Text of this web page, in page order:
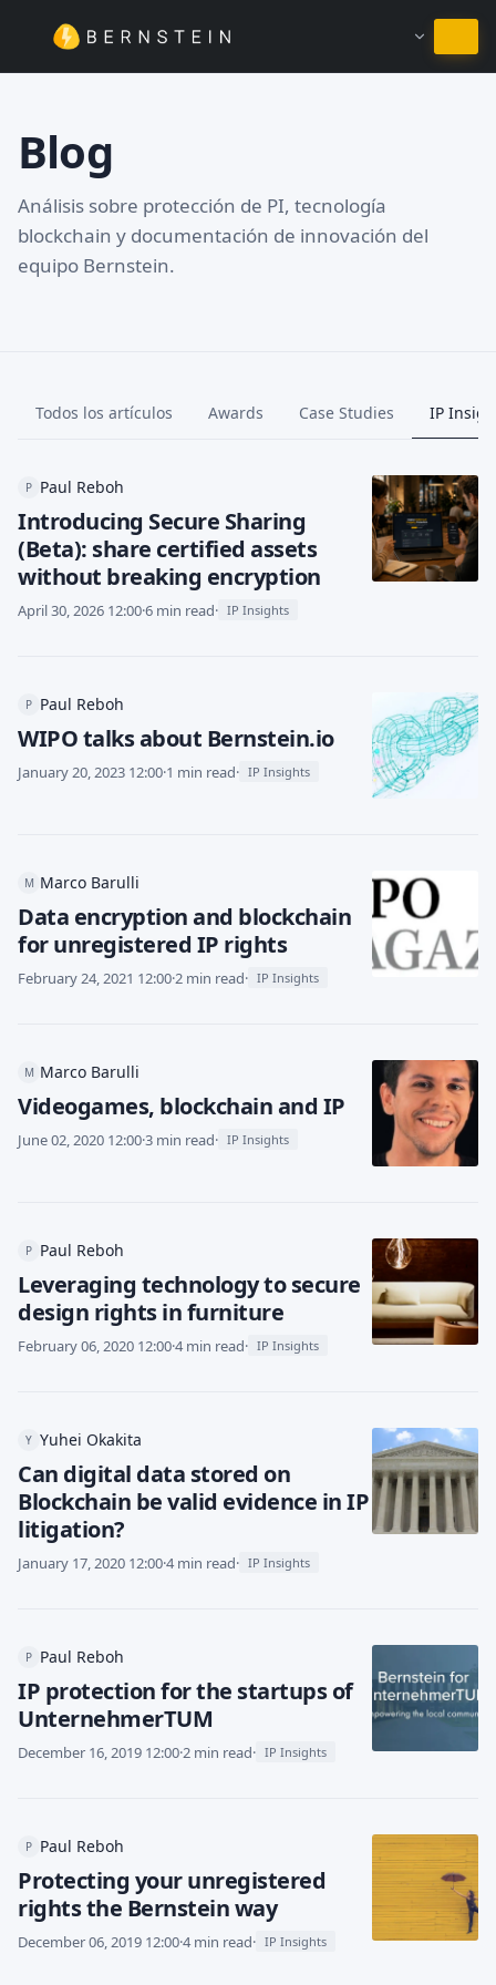
Permanecer en Español
Blog
Análisis sobre protección de PI, tecnología
blockchain y documentación de innovación del
equipo Bernstein.
Todos los artículos Awards Case Studies IP
P Paul Reboh
Introducing Secure Sharing
(Beta): share certified assets
without breaking encryption
April 30, 2026 12:00·6 min read· IP Insights
P Paul Reboh
WIPO talks about Bernstein.io
January 20, 2023 12:00·1 min read· IP Insights
M Marco Barulli
Data encryption and blockchain
for unregistered IP rights
February 24, 2021 12:00·2 min read· IP Insights
M Marco Barulli
Videogames, blockchain and IP
June 02, 2020 12:00·3 min read· IP Insights
P Paul Reboh
Leveraging technology to secure
design rights in furniture
February 06, 2020 12:00·4 min read· IP Insights
Y Yuhei Okakita
Can digital data stored on
Blockchain be valid evidence in IP
litigation?
January 17, 2020 12:00·4 min read· IP Insights
P Paul Reboh
IP protection for the startups of
UnternehmerTUM
December 16, 2019 12:00·2 min read· IP Insights
P Paul Reboh
Protecting your unregistered
rights the Bernstein way
December 06, 2019 12:00·4 min read· IP Insights